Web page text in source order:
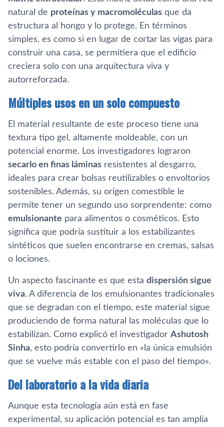
natural de proteínas y macromoléculas que da
estructura al hongo y lo protege. En términos
simples, es como si en lugar de cortar las vigas para
construir una casa, se permitiera que el edificio
creciera solo con una arquitectura viva y
autorreforzada.
Múltiples usos en un solo compuesto
El material resultante de este proceso tiene una
textura tipo gel, altamente moldeable, con un
potencial enorme. Los investigadores lograron
secarlo en finas láminas resistentes al desgarro,
ideales para crear bolsas reutilizables o envoltorios
sostenibles. Además, su origen comestible le
permite tener un segundo uso sorprendente: como
emulsionante para alimentos o cosméticos. Esto
significa que podría sustituir a los estabilizantes
sintéticos que suelen encontrarse en cremas, salsas
o lociones.
Un aspecto fascinante es que esta dispersión sigue
viva. A diferencia de los emulsionantes tradicionales
que se degradan con el tiempo, este material sigue
produciendo de forma natural las moléculas que lo
estabilizan. Como explicó el investigador Ashutosh
Sinha, esto podría convertirlo en «la única emulsión
que se vuelve más estable con el paso del tiempo».
Del laboratorio a la vida diaria
Aunque esta tecnología aún está en fase
experimental, su aplicación potencial es tan amplia